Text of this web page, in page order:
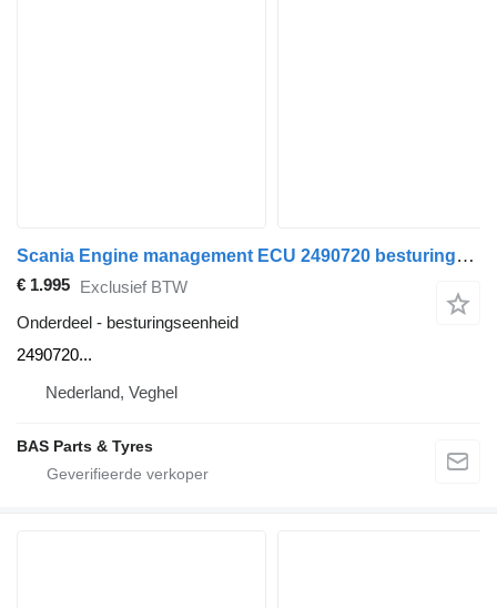
Scania Engine management ECU 2490720 besturingseenheid voor Scania vrachtwagen
€ 1.995 Exclusief BTW
Onderdeel - besturingseenheid
2490720...
Nederland, Veghel
BAS Parts & Tyres